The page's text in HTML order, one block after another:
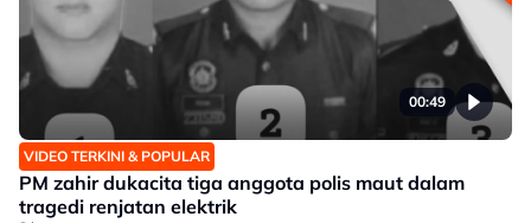
00:49
VIDEO TERKINI & POPULAR
PM zahir dukacita tiga anggota polis maut dalam
tragedi renjatan elektrik